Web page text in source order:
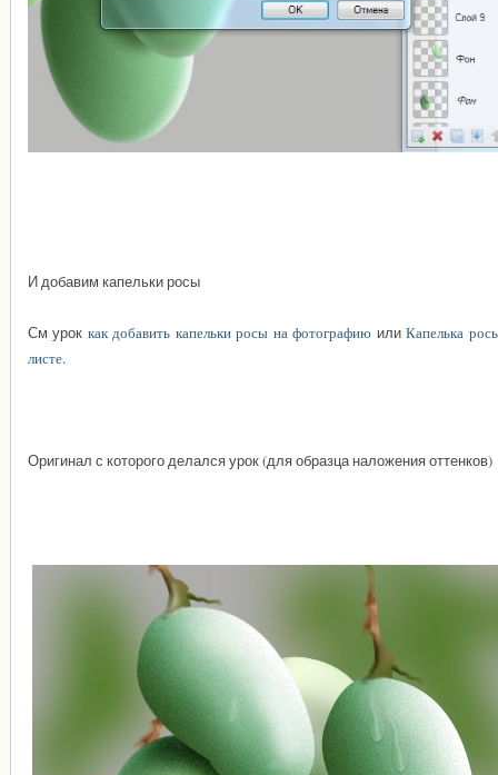
И добавим капельки росы
См урок как добавить капельки росы на фотографию илиКапелька
листе.
Оригинал с которого делался урок (для образца наложения оттенков)